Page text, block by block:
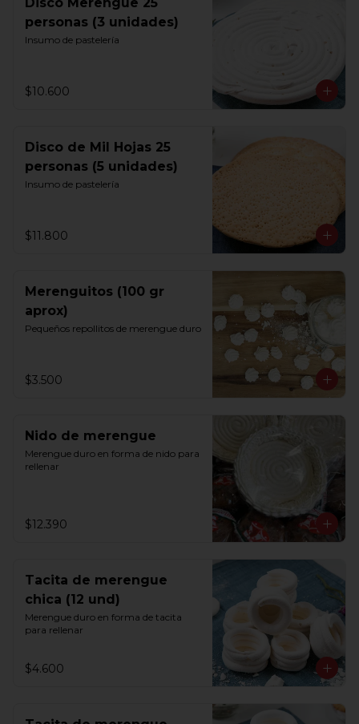
personas (3 unidades)
Insumo de pastelería
$10.600
Disco de Mil Hojas 25
personas (5 unidades)
Insumo de pastelería
$11.800
Merenguitos (100 gr
aprox)
Pequeños repollitos de merengue duro
$3.500
Nido de merengue
Merengue duro en forma de nido para
rellenar
$12.390
Tacita de merengue
chica (12 und)
Merengue duro en forma de tacita
para rellenar
$4.600